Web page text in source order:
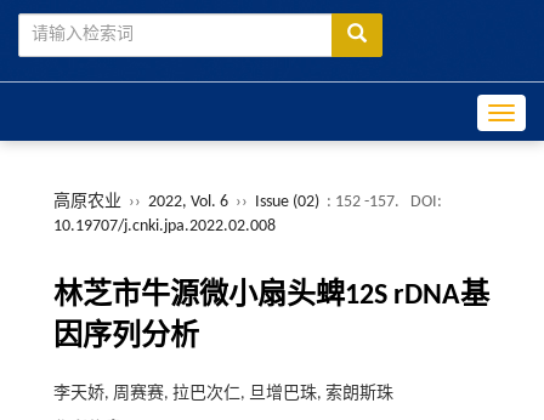
高原农业 ›› 2022, Vol. 6 ›› Issue (02) : 152 -157.
DOI:
10.19707/j.cnki.jpa.2022.02.008
林芝市牛源微小扇头蜱12S rDNA基
因序列分析
李天娇, 周赛赛, 拉巴次仁, 旦增巴珠, 索朗斯珠